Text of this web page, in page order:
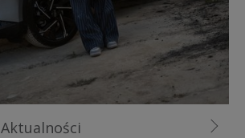
Aktualności